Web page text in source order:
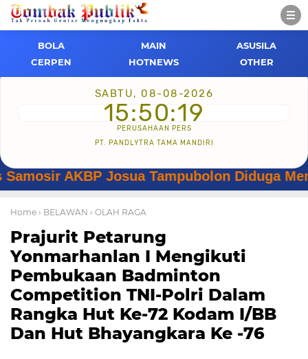
BOLA MAIN
ASUSILA
CERPEN
HOTNEWS OTHER
SABTU, 08-08-2026
15:50:20
PERUSAHAAN PERS
PT. PANDLYTRA TAMA MANDIRI
AKBP Josua Tampubolon Diduga
Home › BELAWAN › OLAH RAGA
Prajurit Petarung
Yonmarhanlan I Mengikuti
Pembukaan Badminton
Competition TNI-Polri Dalam
Rangka Hut Ke-72 Kodam I/BB
Dan Hut Bhayangkara Ke -76